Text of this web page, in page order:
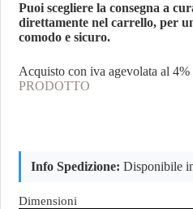
Puoi scegliere la consegna a
direttamente nel carrello, per
comodo e sicuro.
Acquisto con iva agevolata al
PRODOTTO
Info Spedizione: Disponibile
Dimensioni